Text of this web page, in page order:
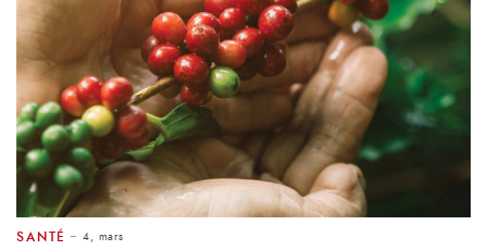
SANTÉ 4, mars